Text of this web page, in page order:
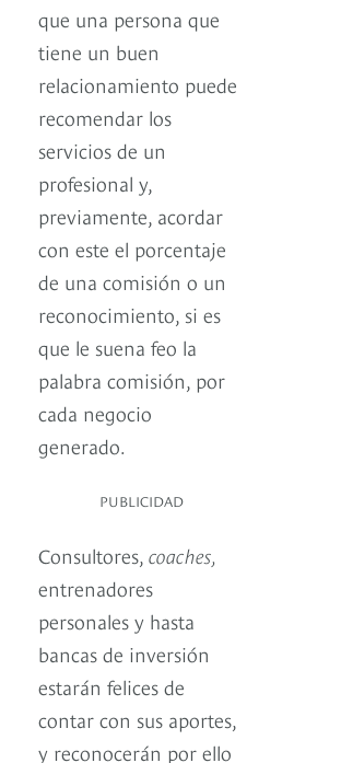
que una persona que
tiene un buen
relacionamiento puede
recomendar los
servicios de un
profesional y,
previamente, acordar
con este el porcentaje
de una comisión o un
reconocimiento, si es
que le suena feo la
palabra comisión, por
cada negocio
generado.
PUBLICIDAD
Consultores, coaches,
entrenadores
personales y hasta
bancas de inversión
estarán felices de
contar con sus aportes,
y reconocerán por ello